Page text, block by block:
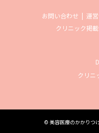
お問い合わせ 運
クリニック掲
クリニ
© 美容医療のかかりつ